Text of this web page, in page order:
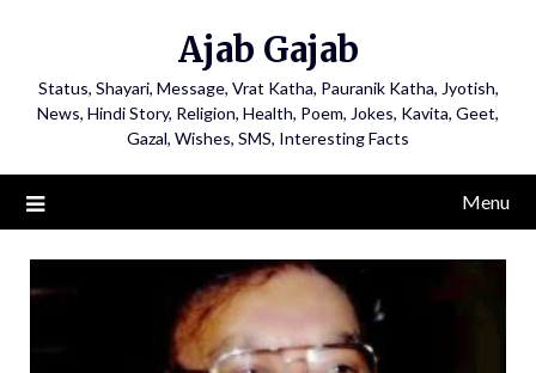
Ajab Gajab
Status, Shayari, Message, Vrat Katha, Pauranik Katha, Jyotish,
News, Hindi Story, Religion, Health, Poem, Jokes, Kavita, Geet,
Gazal, Wishes, SMS, Interesting Facts
Menu